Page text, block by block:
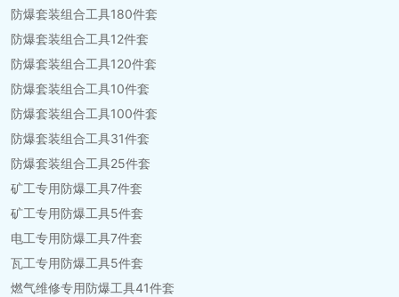
防爆套装组合工具180件套
防爆套装组合工具12件套
防爆套装组合工具120件套
防爆套装组合工具10件套
防爆套装组合工具100件套
防爆套装组合工具31件套
防爆套装组合工具25件套
矿工专用防爆工具7件套
矿工专用防爆工具5件套
电工专用防爆工具7件套
瓦工专用防爆工具5件套
燃气维修专用防爆工具41件套